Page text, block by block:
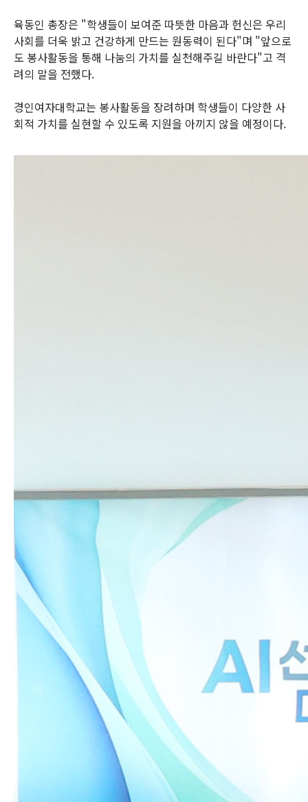
육동인 총장은 "학생들이 보여준 따뜻한 마음과 헌신은 우리
사회를 더욱 밝고 건강하게 만드는 원동력이 된다"며 "앞으로
도 봉사활동을 통해 나눔의 가치를 실천해주길 바란다"고 격
려의 말을 전했다.
경인여자대학교는 봉사활동을 장려하며 학생들이 다양한 사
회적 가치를 실현할 수 있도록 지원을 아끼지 않을 예정이다.